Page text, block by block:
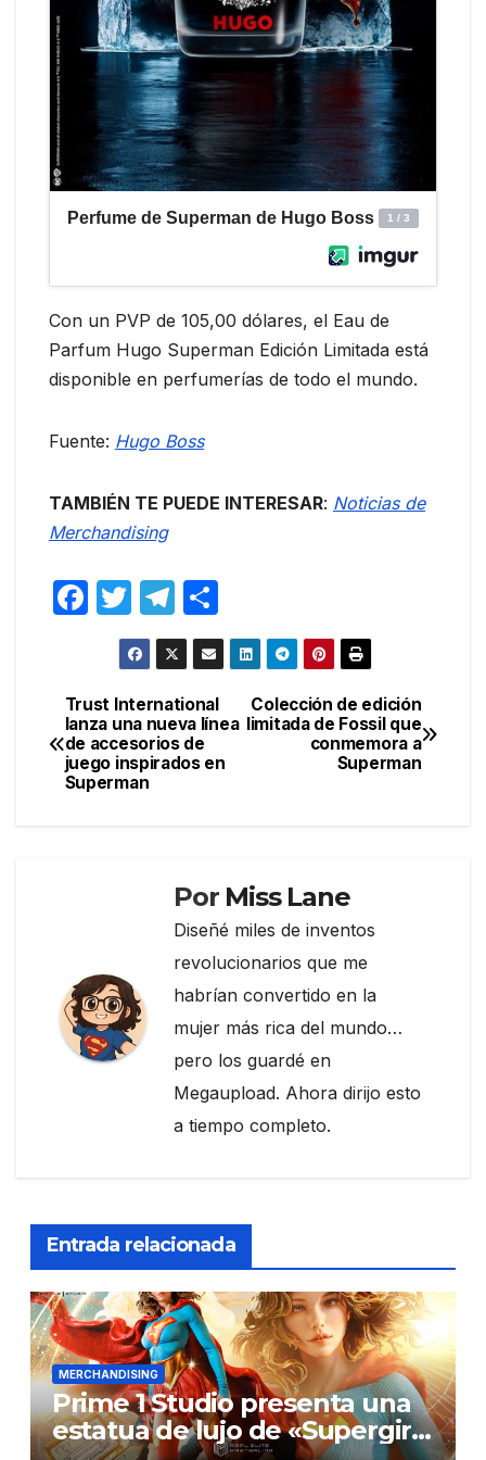
Con un PVP de 105,00 dólares, el Eau de
Parfum Hugo Superman Edición Limitada está
disponible en perfumerías de todo el mundo.
Fuente: Hugo Boss
TAMBIÉN TE PUEDE INTERESAR: Noticias de
Merchandising
F
e
b
o
o
T
w
itt
er
T
el
e
gr
a
m
o
m
p
ar
tir
Navegación
de
entradas
Colección de edición
limitada de Fossil que
conmemora a
Superman
Trust International
lanza una nueva línea
de accesorios de
juego inspirados en
Superman
Por Miss Lane
Diseñé miles de inventos
revolucionarios que me
habrían convertido en la
mujer más rica del mundo…
pero los guardé en
Megaupload. Ahora dirijo esto
a tiempo completo.
Entrada relacionada
MERCHANDISING
Prime 1 Studio presenta una
estatua de lujo de «Supergirl: